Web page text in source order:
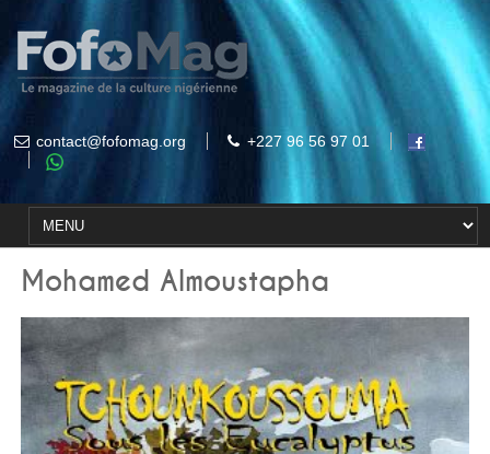
contact@fofomag.org +227 96 56 97 01
Mohamed Almoustapha